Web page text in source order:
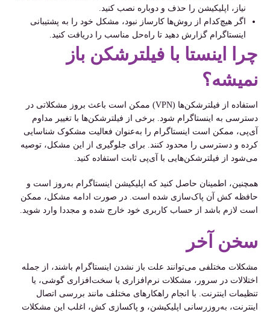
نیاز، اپلیکیشن را حذف و دوباره نصب کنید.
اگر هیچ‌کدام از روش‌ها کارساز نبود، مشکل خود را به پشتیبانی
اینستاگرام گزارش دهید تا راه‌حل مناسب را دریافت کنید.
چرا اینستا با فیلترشکن باز
نمیشه؟
استفاده از فیلترشکن‌ها (VPN) ممکن است باعث بروز مشکلاتی در
دسترسی به اینستاگرام شود. برخی از فیلترشکن‌ها با تغییر مداوم
آی‌پی، ممکن است اینستاگرام را به‌عنوان فعالیت مشکوک شناسایی
کرده و دسترسی را محدود کنند. برای جلوگیری از این مشکل، توصیه
می‌شود از فیلترشکن‌هایی با آی‌پی ثابت استفاده کنید.
همچنین، اطمینان حاصل کنید که اپلیکیشن اینستاگرام به‌روز است و
حافظه کش آن پاک‌سازی شده است. در صورت ادامه مشکل، ممکن
است لازم باشد از حساب کاربری خود خارج شده و مجددا وارد شوید.
سخن آخر
مشکلات مختلفی می‌توانند علت باز نشدن اینستاگرام باشند، از جمله
اختلالات در سرور، مشکلات نرم‌افزاری یا سخت‌افزاری گوشی، یا
تنظیمات اینترنت. با انجام راهکارهای مختلف مانند بررسی اتصال
اینترنت، به‌روزرسانی اپلیکیشن، و پاکسازی کش، اغلب این مشکلات